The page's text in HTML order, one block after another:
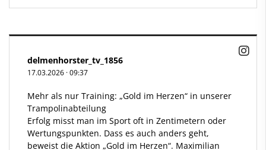
delmenhorster_tv_1856
17.03.2026 ·09:37
Mehr als nur Training: „Gold im Herzen“ in unserer
Trampolinabteilung
Erfolg misst man im Sport oft in Zentimetern oder
Wertungspunkten. Dass es auch anders geht,
beweist die Aktion „Gold im Herzen“. Maximilian